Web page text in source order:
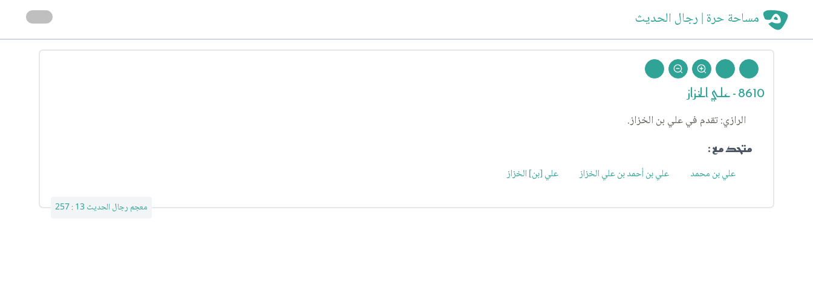
مساحة حرة | رجال الحديث
8610 - علي الخزاز
الرازي: تقدم في علي بن الخزاز.
متحد مع :
علي بن محمد علي بن أحمد بن علي الخزاز علي [بن] الخزاز
معجم رجال الحديث 13 : 257